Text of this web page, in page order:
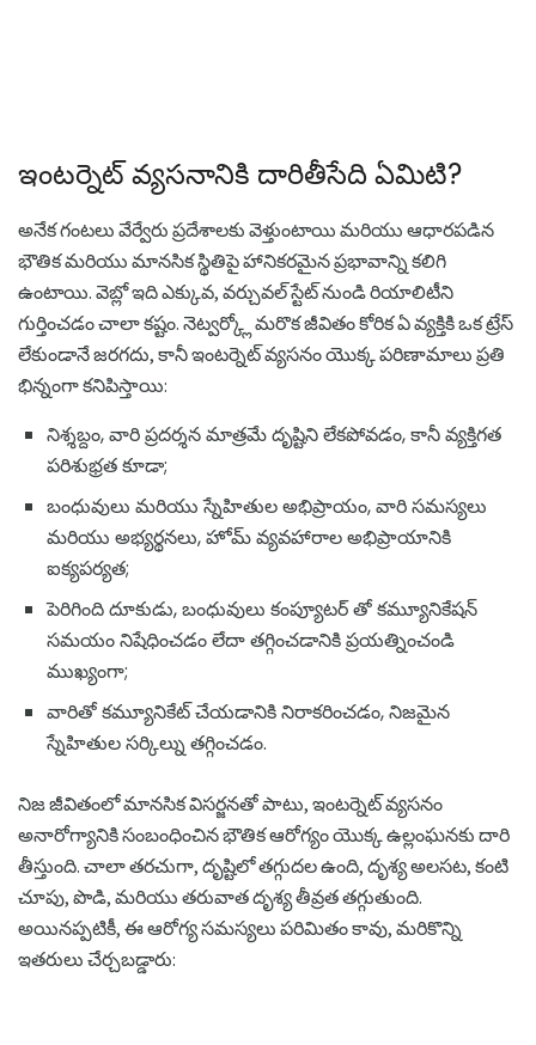
ఇంటర్నెట్ వ్యసనానికి దారితీసేది ఏమిటి?
అనేక గంటలు వేర్వేరు ప్రదేశాలకు వెళ్తుంటాయి మరియు ఆధారపడిన
భౌతిక మరియు మానసిక స్థితిపై హానికరమైన ప్రభావాన్ని కలిగి
ఉంటాయి. వెబ్లో ఇది ఎక్కువ, వర్చువల్ స్టేట్ నుండి రియాలిటీని
గుర్తించడం చాలా కష్టం. నెట్వర్క్లో మరొక జీవితం కోరిక ఏ వ్యక్తికి ఒక ట్రేస్
లేకుండానే జరగదు, కానీ ఇంటర్నెట్ వ్యసనం యొక్క పరిణామాలు ప్రతి
భిన్నంగా కనిపిస్తాయి:
నిశ్శబ్దం, వారి ప్రదర్శన మాత్రమే దృష్టిని లేకపోవడం, కానీ వ్యక్తిగత
పరిశుభ్రత కూడా;
బంధువులు మరియు స్నేహితుల అభిప్రాయం, వారి సమస్యలు
మరియు అభ్యర్థనలు, హోమ్ వ్యవహారాల అభిప్రాయానికి
ఐక్యపర్యత;
పెరిగింది దూకుడు, బంధువులు కంప్యూటర్ తో కమ్యూనికేషన్
సమయం నిషేధించడం లేదా తగ్గించడానికి ప్రయత్నించండి
ముఖ్యంగా;
వారితో కమ్యూనికేట్ చేయడానికి నిరాకరించడం, నిజమైన
స్నేహితుల సర్కిల్ను తగ్గించడం.
నిజ జీవితంలో మానసిక విసర్జనతో పాటు, ఇంటర్నెట్ వ్యసనం
అనారోగ్యానికి సంబంధించిన భౌతిక ఆరోగ్యం యొక్క ఉల్లంఘనకు దారి
తీస్తుంది. చాలా తరచుగా, దృష్టిలో తగ్గుదల ఉంది, దృశ్య అలసట, కంటి
చూపు, పొడి, మరియు తరువాత దృశ్య తీవ్రత తగ్గుతుంది.
అయినప్పటికీ, ఈ ఆరోగ్య సమస్యలు పరిమితం కావు, మరికొన్ని
ఇతరులు చేర్చబడ్డారు: